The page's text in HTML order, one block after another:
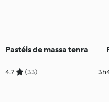
Pastéis de massa tenra
4.7 (33) 3h